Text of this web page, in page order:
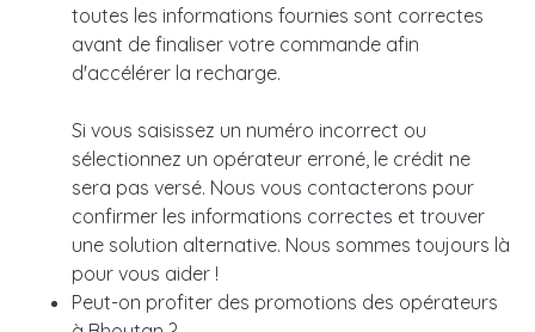
toutes les informations fournies sont correctes
avant de finaliser votre commande afin
d'accélérer la recharge.
Si vous saisissez un numéro incorrect ou
sélectionnez un opérateur erroné, le crédit ne
sera pas versé. Nous vous contacterons pour
confirmer les informations correctes et trouver
une solution alternative. Nous sommes toujours là
pour vous aider !
Peut-on profiter des promotions des opérateurs